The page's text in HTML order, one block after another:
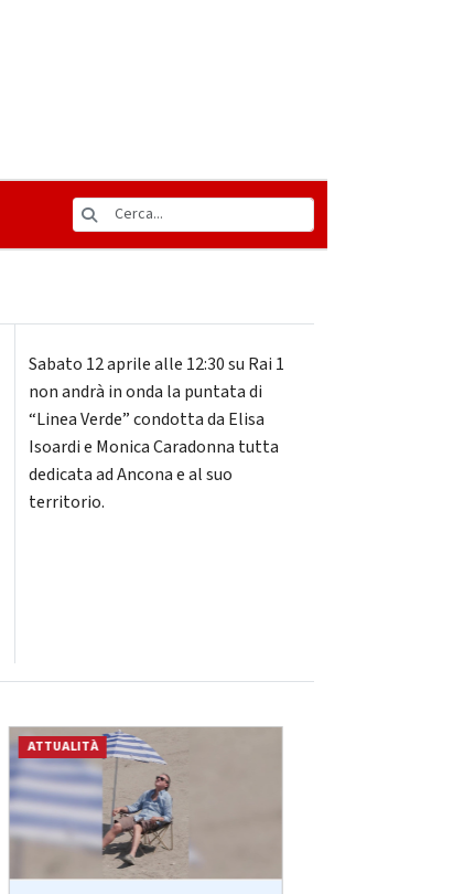
Sabato 12 aprile alle 12:30 su Rai 1
non andrà in onda la puntata di
“Linea Verde” condotta da Elisa
Isoardi e Monica Caradonna tutta
dedicata ad Ancona e al suo
territorio.
ATTUALITÀ